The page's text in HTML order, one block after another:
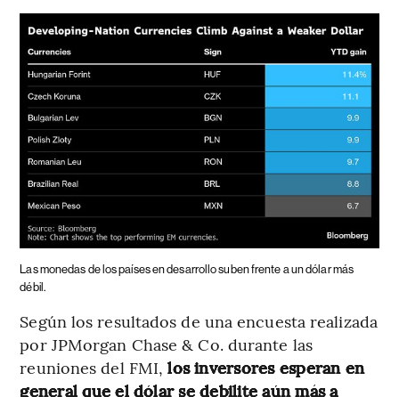
Las monedas de los países en desarrollo suben frente a un dólar más
débil.
Según los resultados de una encuesta realizada
por JPMorgan Chase & Co. durante las
reuniones del FMI,los inversores esperan en
general que el dólar se debilite aún más a